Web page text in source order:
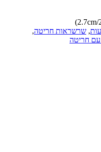
, שרשראות חריטה,
חריטה